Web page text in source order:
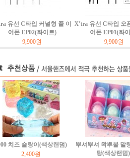
유선 C타입 커널형 줄 이
어폰 EP02(화이트)
9,900원
X'tra 유선 C타입 오
어폰 EP01(화
9,900원
치즈 슬랑이(색상랜덤)
2,400원
뿌셔뿌셔 왁뿌볼 말
탕(색상랜덤)